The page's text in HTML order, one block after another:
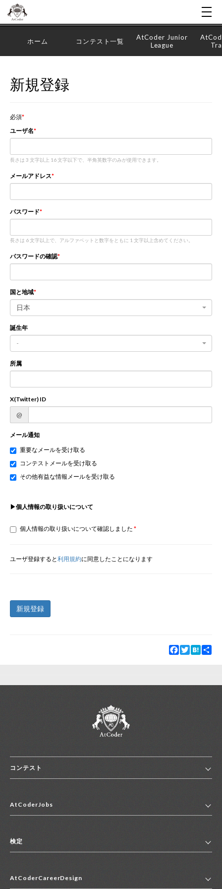
ホーム コンテスト一覧
AtCoder Junior
League
新規登録
必須
ユーザ名
長さは 3 文字以上 16 文字以下で、半角英数字のみが使用できます。
メールアドレス
パスワード
長さは 6 文字以上で、アルファベットと数字をともに 1 文字以上含めてください。
パスワードの確認
国と地域
日本
誕生年
-
所属
X(Twitter) ID
@
メール通知
重要なメールを受け取る
コンテストメールを受け取る
その他有益な情報メールを受け取る
▶個人情報の取り扱いについて
個人情報の取り扱いについて確認しました
ユーザ登録すると利用規約に同意したことになります
新規登録
Facebook
TwitterHatena
コンテスト
コンテスト一覧
便利リンク集
AtCoderJobs
2027年新卒採用求人一覧
中途採用求人一覧
検定
マイページ
AtCoderCareerDesign